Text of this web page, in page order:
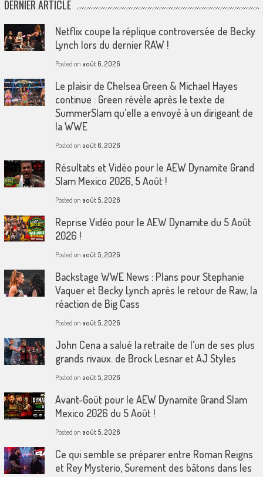
DERNIER ARTICLE
Netflix coupe la réplique controversée de Becky
Lynch lors du dernier RAW !
Posted on août 6, 2026
Le plaisir de Chelsea Green & Michael Hayes
continue : Green révèle après le texte de
SummerSlam qu’elle a envoyé à un dirigeant de
la WWE
Posted on août 6, 2026
Résultats et Vidéo pour le AEW Dynamite Grand
Slam Mexico 2026, 5 Août !
Posted on août 5, 2026
Reprise Vidéo pour le AEW Dynamite du 5 Août
2026 !
Posted on août 5, 2026
Backstage WWE News : Plans pour Stephanie
Vaquer et Becky Lynch après le retour de Raw, la
réaction de Big Cass
Posted on août 5, 2026
John Cena a salué la retraite de l’un de ses plus
grands rivaux. de Brock Lesnar et AJ Styles
Posted on août 5, 2026
Avant-Goût pour le AEW Dynamite Grand Slam
Mexico 2026 du 5 Août !
Posted on août 5, 2026
Ce qui semble se préparer entre Roman Reigns
et Rey Mysterio, Surement des bâtons dans les